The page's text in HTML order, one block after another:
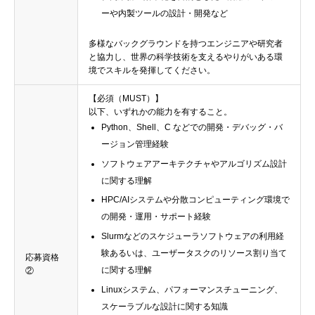
ーや内製ツールの設計・開発など
多様なバックグラウンドを持つエンジニアや研究者
と協力し、世界の科学技術を支えるやりがいある環
境でスキルを発揮してください。
応募資格
②
【必須（MUST）】
以下、いずれかの能力を有すること。
Python、Shell、C などでの開発・デバッグ・バ
ージョン管理経験
ソフトウェアアーキテクチャやアルゴリズム設計
に関する理解
HPC/AIシステムや分散コンピューティング環境で
の開発・運用・サポート経験
Slurmなどのスケジューラソフトウェアの利用経
験あるいは、ユーザータスクのリソース割り当て
に関する理解
Linuxシステム、パフォーマンスチューニング、
スケーラブルな設計に関する知識